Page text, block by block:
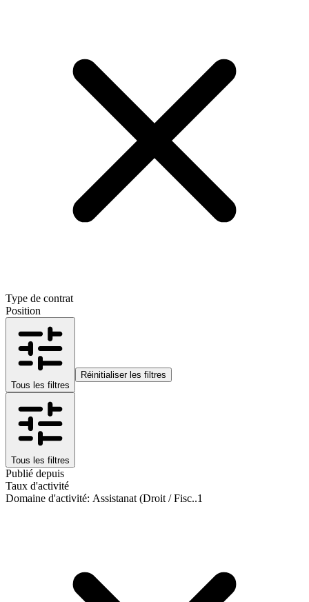
Type de contrat
Position
Tous les filtres
Réinitialiser les filtres
Tous les filtres
Publié depuis
Taux d'activité
Domaine d'activité: Assistanat (Droit / Fisc..1